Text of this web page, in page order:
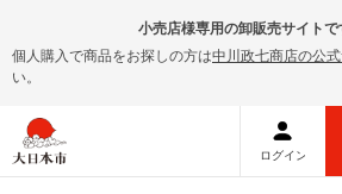
小売店様専用の卸販売サイトで
個人購入で商品をお探しの方は中川政七商店の公式
い。